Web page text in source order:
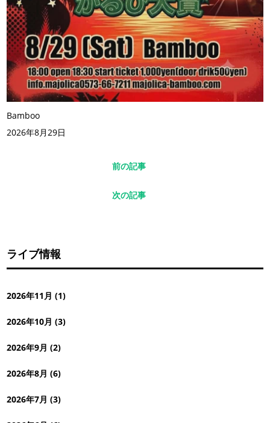
Bamboo
2026年8月29日
前の記事
次の記事
ライブ情報
2026年11月 (1)
2026年10月 (3)
2026年9月 (2)
2026年8月 (6)
2026年7月 (3)